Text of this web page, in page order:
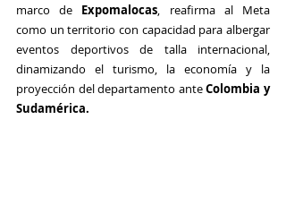
marco de Expomalocas, reafirma al Meta
como un territorio con capacidad para albergar
eventos deportivos de talla internacional,
dinamizando el turismo, la economía y la
proyección del departamento ante Colombia y
Sudamérica.